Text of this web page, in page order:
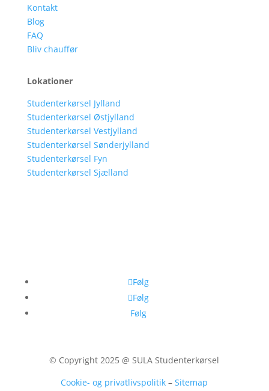
Kontakt
Blog
FAQ
Bliv chauffør
Lokationer
Studenterkørsel Jylland
Studenterkørsel Østjylland
Studenterkørsel Vestjylland
Studenterkørsel Sønderjylland
Studenterkørsel Fyn
Studenterkørsel Sjælland
Følg
Følg
Følg
© Copyright 2025 @ SULA Studenterkørsel
Cookie- og privatlivspolitik –Sitemap